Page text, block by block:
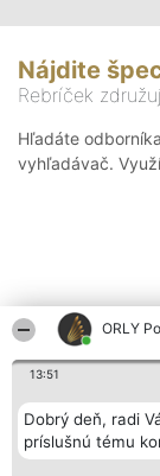
ORLY
13:51
Dobrý deň, radi
príslušnú tému
Nájdite
Rebríček
Hľadáte
vyhľadávač.
Organizátor
Bright Side Solutions sp.
o. sp. k.